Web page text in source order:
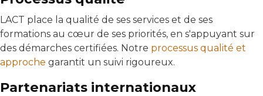
LACT place la qualité de ses services et de ses
formations au cœur de ses priorités, en s'appuyant sur
des démarches certifiées. Notre processus qualité et
approche garantit un suivi rigoureux.
Partenariats internationaux